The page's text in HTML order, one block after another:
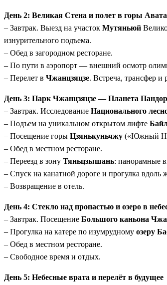
День 2: Великая Стена и полет в горы
– Завтрак. Выезд на участок Мутяньюй
изнурительного подъема.
– Обед в загородном ресторане.
– По пути в аэропорт — внешний осмотр
– Перелет в Чжанцзяцзе. Встреча, трансфер и
День 3: Парк Чжанцзяцзе — Планета
– Завтрак. Исследование Национального
– Подъем на уникальном открытом лифте
– Посещение горы Цзянькуньчжу («Южный
– Обед в местном ресторане.
– Переезд в зону Тяньцзышань: панорамные
– Спуск на канатной дороге и прогулка вдоль
– Возвращение в отель.
День 4: Стекло над пропастью и озеро в
– Завтрак. Посещение Большого каньона
– Прогулка на катере по изумрудному озеру
– Обед в местном ресторане.
– Свободное время и отдых.
День 5: Небесные врата и перелёт в будущее